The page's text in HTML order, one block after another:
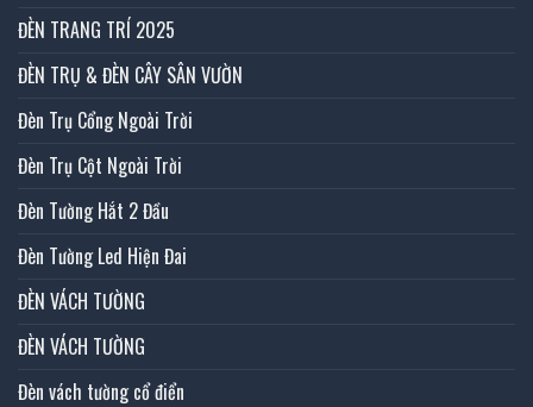
ĐÈN TRANG TRÍ 2025
ĐÈN TRỤ & ĐÈN CÂY SÂN VƯỜN
Đèn Trụ Cổng Ngoài Trời
Đèn Trụ Cột Ngoài Trời
Đèn Tường Hắt 2 Đầu
Đèn Tường Led Hiện Đai
ĐÈN VÁCH TƯỜNG
ĐÈN VÁCH TƯỜNG
Đèn vách tường cổ điển